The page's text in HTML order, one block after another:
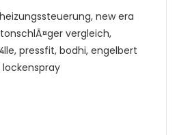
new era
vergleich,
pressfit, bodhi, engelbert
lockenspray